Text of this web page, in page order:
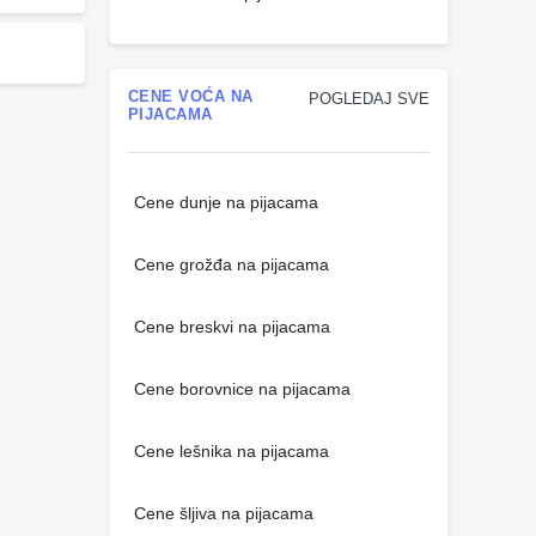
POGLEDAJ SVE
CENE VOĆA NA
PIJACAMA
Cene dunje na pijacama
Cene grožđa na pijacama
Cene breskvi na pijacama
Cene borovnice na pijacama
Cene lešnika na pijacama
Cene šljiva na pijacama